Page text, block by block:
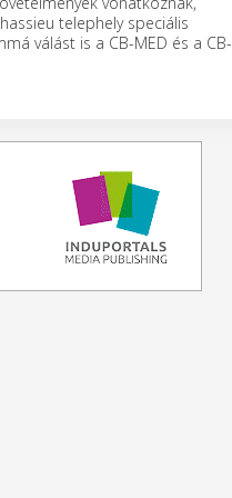
telephely speciális
válást is a CB-MED és a CB-